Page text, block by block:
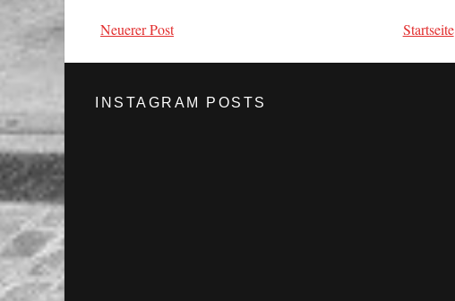
Neuerer Post Startseite
INSTAGRAM POSTS